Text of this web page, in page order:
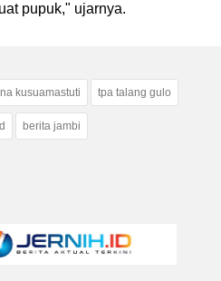
pupuk," ujarnya.
kusuamastuti tpa talang gulo
berita jambi